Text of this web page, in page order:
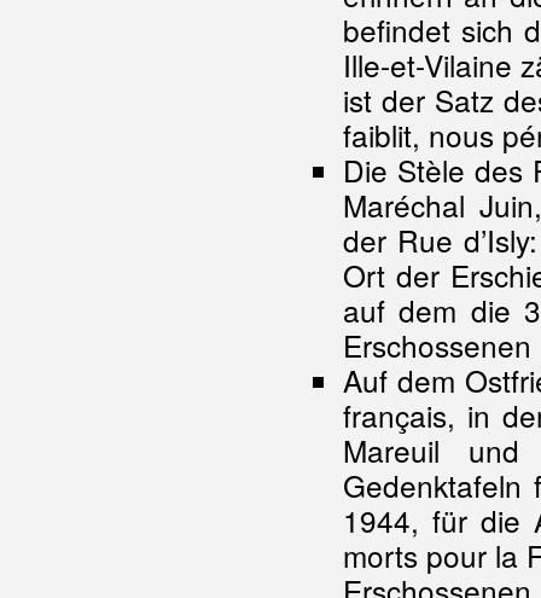
befindet sich
Ille-et-Vilaine
ist der Satz
faiblit, nous
Die Stèle des
Maréchal
der Rue
Ort der
auf dem die
Auf dem
français, in
Mareuil
Gedenktafeln
1944, für die
morts pour la